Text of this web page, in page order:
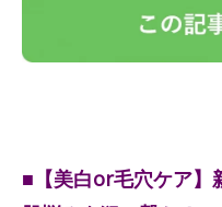
■【美白or毛穴ケア】